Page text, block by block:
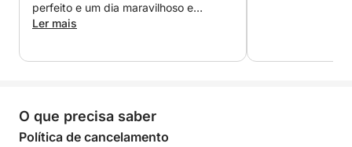
perfeito e um dia maravilhoso e
tranquilo. Espero que no ano que vem
Atenciosamente, James
Ler mais
O que precisa saber
Política de cancelamento